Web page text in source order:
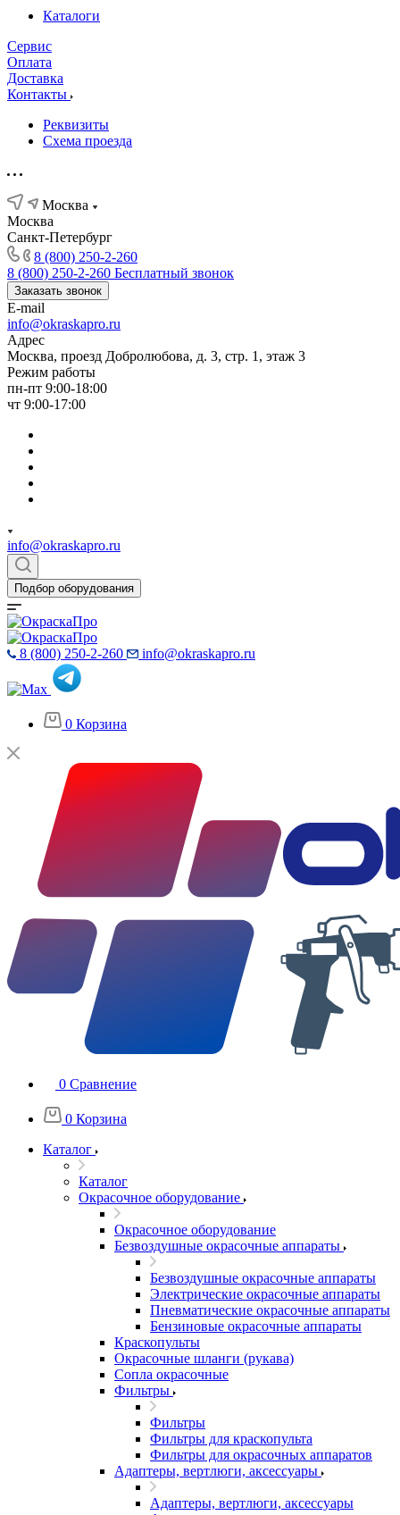
Каталоги
Сервис
Оплата
Доставка
Контакты
Реквизиты
Схема проезда
Москва
Москва
Санкт-Петербург
8 (800) 250-2-260
8 (800) 250-2-260 Бесплатный звонок
Заказать звонок
E-mail
info@okraskapro.ru
Адрес
Москва, проезд Добролюбова, д. 3, стр. 1, этаж 3
Режим работы
пн-пт 9:00-18:00
чт 9:00-17:00
info@okraskapro.ru
Подбор оборудования
8 (800) 250-2-260 info@okraskapro.ru
0 Корзина
0 Сравнение
0 Корзина
Каталог
Каталог
Окрасочное оборудование
Окрасочное оборудование
Безвоздушные окрасочные аппараты
Безвоздушные окрасочные аппараты
Электрические окрасочные аппараты
Пневматические окрасочные аппараты
Бензиновые окрасочные аппараты
Краскопульты
Окрасочные шланги (рукава)
Сопла окрасочные
Фильтры
Фильтры
Фильтры для краскопульта
Фильтры для окрасочных аппаратов
Адаптеры, вертлюги, аксессуары
Адаптеры, вертлюги, аксессуары